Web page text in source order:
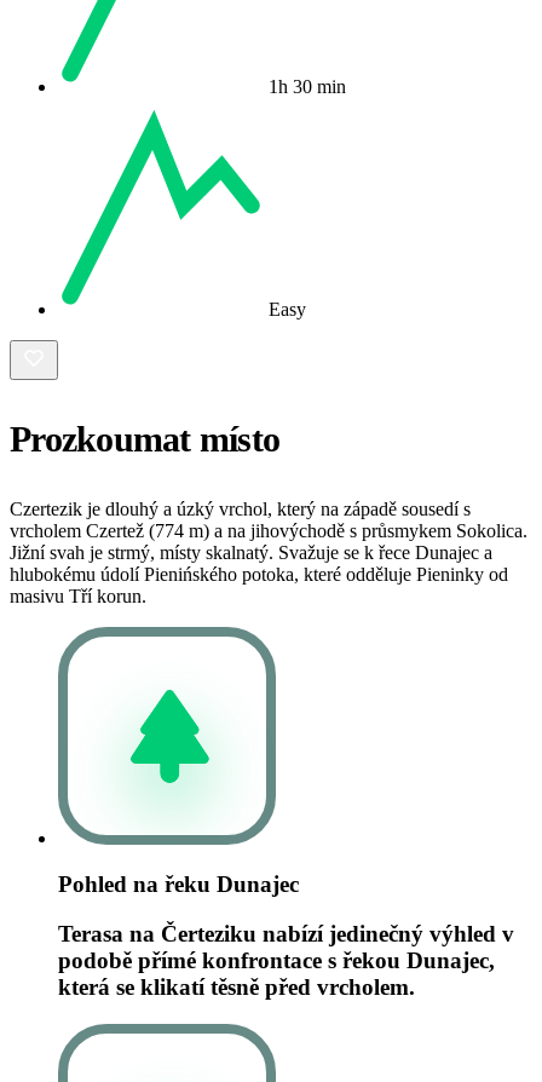
1h 30 min
Easy
Prozkoumat místo
Czertezik je dlouhý a úzký vrchol, který na západě sousedí s
vrcholem Czertež (774 m) a na jihovýchodě s průsmykem Sokolica.
Jižní svah je strmý, místy skalnatý. Svažuje se k řece Dunajec a
hlubokému údolí Pienińského potoka, které odděluje Pieninky od
masivu Tří korun.
Pohled na řeku Dunajec
Terasa na Čerteziku nabízí jedinečný výhled v
podobě přímé konfrontace s řekou Dunajec,
která se klikatí těsně před vrcholem.